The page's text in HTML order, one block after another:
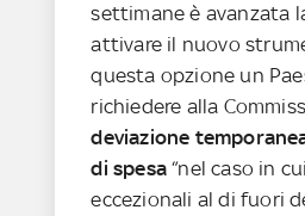
settimane è avanzata
attivare il nuovo
questa opzione un
richiedere alla
deviazione
di spesa “nel caso in
eccezionali al di fuori